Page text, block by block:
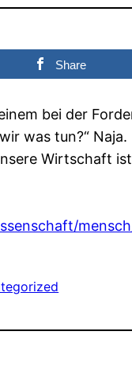
Share
bei der
was tun?“
Wirtschaft